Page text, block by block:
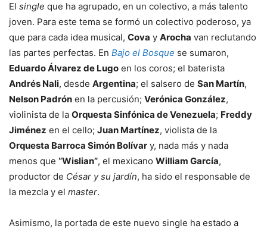
El single que ha agrupado, en un colectivo, a más talento
joven. Para este tema se formó un colectivo poderoso, ya
que para cada idea musical, Cova y Arocha van reclutando
las partes perfectas. En Bajo el Bosque se sumaron,
Eduardo Álvarez de Lugo en los coros; el baterista
Andrés Nali, desde Argentina; el salsero de San Martín,
Nelson Padrón en la percusión; Verónica González,
violinista de la Orquesta Sinfónica de Venezuela; Freddy
Jiménez en el cello; Juan Martínez, violista de la
Orquesta Barroca Simón Bolívar y, nada más y nada
menos que “Wislian”, el mexicano William García,
productor de César y su jardín, ha sido el responsable de
la mezcla y el master.
Asimismo, la portada de este nuevo single ha estado a